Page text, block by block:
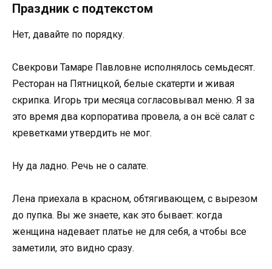
Праздник с подтекстом
Нет, давайте по порядку.
Свекрови Тамаре Павловне исполнялось семьдесят.
Ресторан на Пятницкой, белые скатерти и живая
скрипка. Игорь три месяца согласовывал меню. Я за
это время два корпоратива провела, а он всё салат с
креветками утвердить не мог.
Ну да ладно. Речь не о салате.
Лена приехала в красном, обтягивающем, с вырезом
до пупка. Вы же знаете, как это бывает: когда
женщина надевает платье не для себя, а чтобы все
заметили, это видно сразу.